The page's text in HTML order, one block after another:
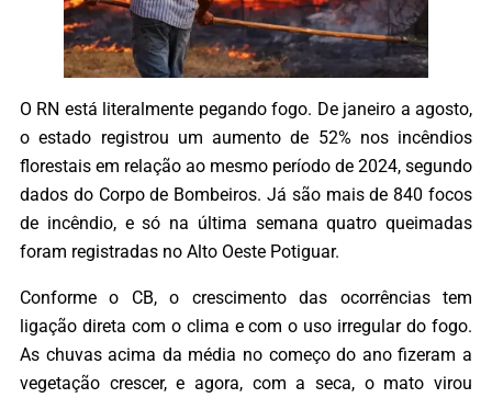
O RN está literalmente pegando fogo. De janeiro a agosto,
o estado registrou um aumento de 52% nos incêndios
florestais em relação ao mesmo período de 2024, segundo
dados do Corpo de Bombeiros. Já são mais de 840 focos
de incêndio, e só na última semana quatro queimadas
foram registradas no Alto Oeste Potiguar.
Conforme o CB, o crescimento das ocorrências tem
ligação direta com o clima e com o uso irregular do fogo.
As chuvas acima da média no começo do ano fizeram a
vegetação crescer, e agora, com a seca, o mato virou